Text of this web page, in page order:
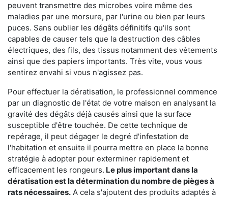
peuvent transmettre des microbes voire même des
maladies par une morsure, par l'urine ou bien par leurs
puces. Sans oublier les dégâts définitifs qu'ils sont
capables de causer tels que la destruction des câbles
électriques, des fils, des tissus notamment des vêtements
ainsi que des papiers importants. Très vite, vous vous
sentirez envahi si vous n'agissez pas.
Pour effectuer la dératisation, le professionnel commence
par un diagnostic de l'état de votre maison en analysant la
gravité des dégâts déjà causés ainsi que la surface
susceptible d'être touchée. De cette technique de
repérage, il peut dégager le degré d'infestation de
l'habitation et ensuite il pourra mettre en place la bonne
stratégie à adopter pour exterminer rapidement et
efficacement les rongeurs. Le plus important dans la
dératisation est la détermination du nombre de pièges à
rats nécessaires. A cela s'ajoutent des produits adaptés à